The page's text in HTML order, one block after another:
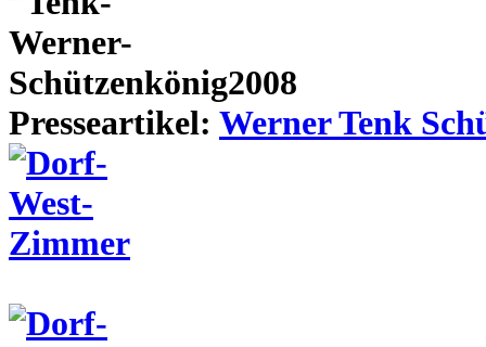
Presseartikel: Werner Tenk